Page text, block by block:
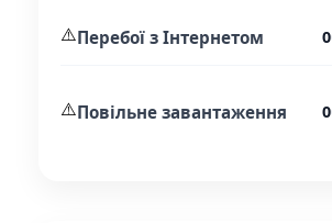
⚠️Перебої з Інтернетом 0
⚠️Повільне завантаження 0